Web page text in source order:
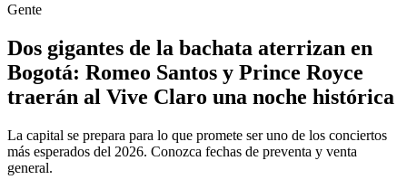
Gente
Dos gigantes de la bachata aterrizan en
Bogotá: Romeo Santos y Prince Royce
traerán al Vive Claro una noche histórica
La capital se prepara para lo que promete ser uno de los conciertos
más esperados del 2026. Conozca fechas de preventa y venta
general.